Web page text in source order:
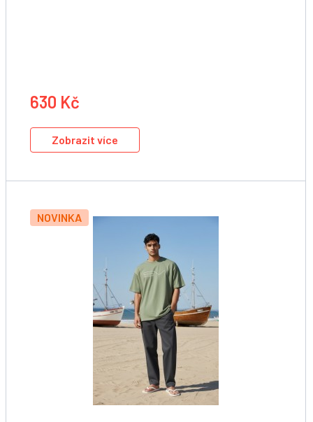
630 Kč
Zobrazit více
NOVINKA